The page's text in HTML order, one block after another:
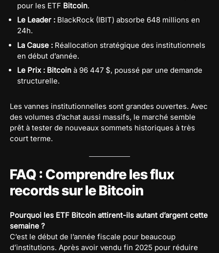
pour les ETF Bitcoin.
Le Leader : BlackRock (IBIT) absorbe 648 millions en
24h.
La Cause : Réallocation stratégique des institutionnels
en début d’année.
Le Prix : Bitcoin à 96 447 $, poussé par une demande
structurelle.
Les vannes institutionnelles sont grandes ouvertes. Avec
des volumes d’achat aussi massifs, le marché semble
prêt à tester de nouveaux sommets historiques à très
court terme.
FAQ : Comprendre les flux
records sur le Bitcoin
Pourquoi les ETF Bitcoin attirent-ils autant d’argent cette
semaine ?
C’est le début de l’année fiscale pour beaucoup
d’institutions. Après avoir vendu fin 2025 pour réduire